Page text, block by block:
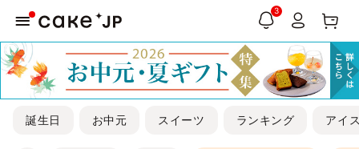
3
誕生日 お中元 スイーツ ランキング アイ